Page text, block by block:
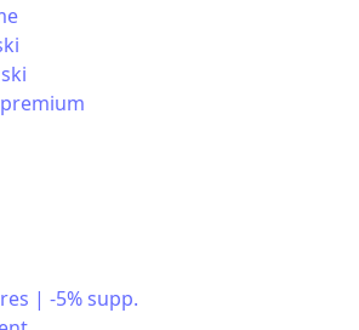
| -5% supp.